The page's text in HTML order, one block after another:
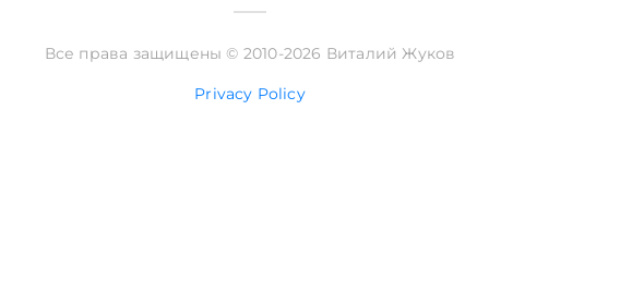
Все права защищены © 2010-2026 Виталий Жуков
Privacy Policy